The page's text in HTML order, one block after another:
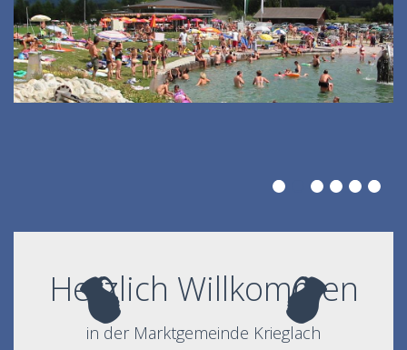
Herzlich Willkommen
in der Marktgemeinde Krieglach